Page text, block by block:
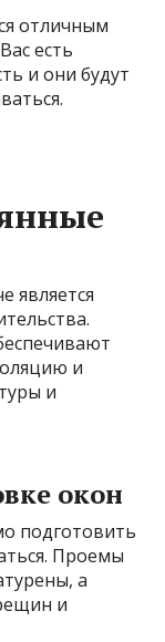
отличным
есть
и они будут
является
и
и
окон
подготовить
Проемы
а
и